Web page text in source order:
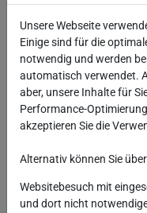
Am 16. April 2019
Sicherheitsupdate
296
Versionen.
Veröffentlicht
26.04.2019
Autor
Robotron
Kategorien
Datenbank allgemein
Unsere Webseite
Einige sind für die
notwendig und werden
automatisch verwendet.
aber, unsere Inhalte für
Performance-
akzeptieren Sie die
Alternativ können Sie
Websitebesuch mit
und dort nicht